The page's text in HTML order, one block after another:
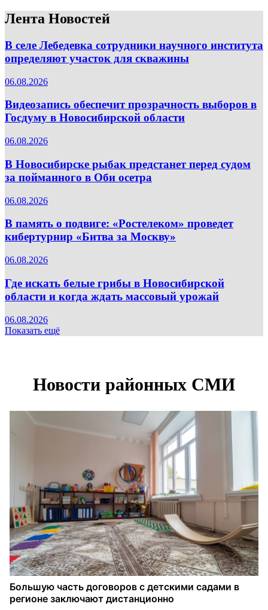
Лента Новостей
В селе Лебедевка сотрудники научного института
определяют участок для скважины
06.08.2026
Видеозапись обеспечит прозрачность выборов в
Госдуму в Новосибирской области
06.08.2026
В Новосибирске рыбак предстанет перед судом
за пойманного в Оби осетра
06.08.2026
В память о подвиге: «Ростелеком» проведет
кибертурнир «Битва за Москву»
06.08.2026
Где искать белые грибы в Новосибирской
области и когда ждать массовый урожай
06.08.2026
Показать ещё